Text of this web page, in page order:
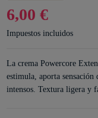
6,00 €
Impuestos incluidos
La crema Powercore
estimula, aporta
intensos. Textura ligera y